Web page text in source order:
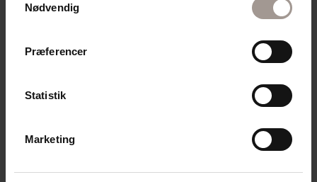
Nødvendig
Præferencer
Statistik
Marketing
Society. Den er fri for parfume og farvestoffer og
minimerer derved risikoen for allergiske reaktioner.
Se hele